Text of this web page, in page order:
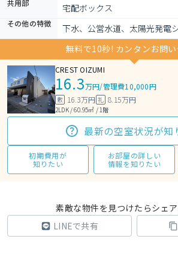
共用部 宅配ボックス
その他の特徴
下水、公営水道、太陽光発電
無料で10秒! カンタンお問
CREST OIZUMI
16.3万円/管理費10,000円
敷 16.3万円 礼 8.15万円
2LDK / 60.95㎡ / 1階
最新の空室状況が知
初期費用が
知りたい
お部屋の詳しい
情報を知りたい
素敵な物件を見つけたらシェア
LINEで共有